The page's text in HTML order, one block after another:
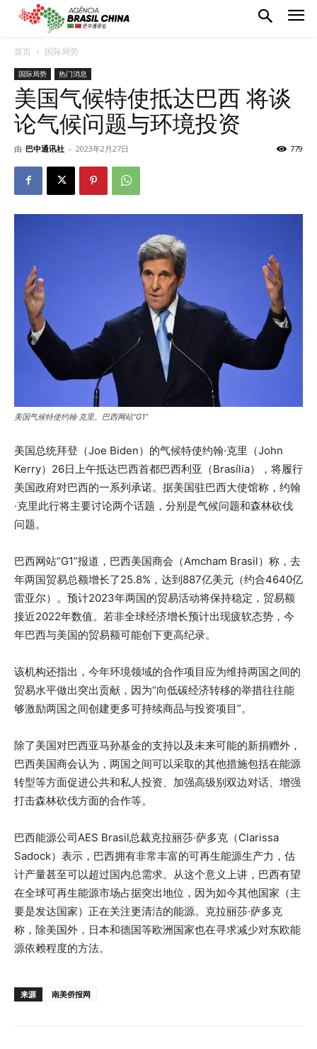
首页 国际局势
国际局势 热门消息
美国气候特使抵达巴西 将谈
论气候问题与环境投资
由 巴中通讯社 - 2023年2月27日 779
美国气候特使约翰·克里。巴西网站“G1”
美国总统拜登（Joe Biden）的气候特使约翰·克里（John
Kerry）26日上午抵达巴西首都巴西利亚（Brasília），将履行
美国政府对巴西的一系列承诺。据美国驻巴西大使馆称，约翰
·克里此行将主要讨论两个话题，分别是气候问题和森林砍伐
问题。
巴西网站“G1”报道，巴西美国商会（Amcham Brasil）称，去
年两国贸易总额增长了25.8%，达到887亿美元（约合4640亿
雷亚尔）。预计2023年两国的贸易活动将保持稳定，贸易额
接近2022年数值。若非全球经济增长预计出现疲软态势，今
年巴西与美国的贸易额可能创下更高纪录。
该机构还指出，今年环境领域的合作项目应为维持两国之间的
贸易水平做出突出贡献，因为“向低碳经济转移的举措往往能
够激励两国之间创建更多可持续商品与投资项目”。
除了美国对巴西亚马孙基金的支持以及未来可能的新捐赠外，
巴西美国商会认为，两国之间可以采取的其他措施包括在能源
转型等方面促进公共和私人投资、加强高级别双边对话、增强
打击森林砍伐方面的合作等。
巴西能源公司AES Brasil总裁克拉丽莎·萨多克（Clarissa
Sadock）表示，巴西拥有非常丰富的可再生能源生产力，估
计产量甚至可以超过国内总需求。从这个意义上讲，巴西有望
在全球可再生能源市场占据突出地位，因为如今其他国家（主
要是发达国家）正在关注更清洁的能源。克拉丽莎·萨多克
称，除美国外，日本和德国等欧洲国家也在寻求减少对东欧能
源依赖程度的方法。
来源 南美侨报网